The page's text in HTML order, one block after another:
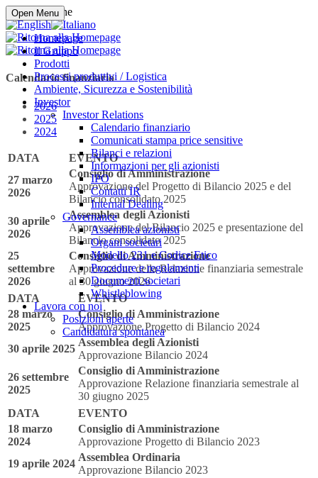
Open Menu
Homepage
Il Gruppo
Prodotti
Processi produttivi / Logistica
Ambiente, Sicurezza e Sostenibilità
Investor
Investor Relations
Calendario finanziario
Comunicati stampa price sensitive
Bilanci e relazioni
Informazioni per gli azionisti
IPO
Contatti IR
Internal Dealing
Governance
Assemblea azionisti
Organi societari
Modello 231 e Codice Etico
Procedure e regolamenti
Documenti societari
Whistleblowing
Lavora con noi
Posizioni aperte
Candidatura spontanea
Compra online
Calendario finanziario
2026
2025
2024
DATA
EVENTO
27 marzo
2026
Consiglio di Amministrazione
Approvazione del Progetto di Bilancio 2025 e del
Bilancio consolidato 2025
30 aprile
2026
Assemblea degli Azionisti
Approvazione del Bilancio 2025 e presentazione del
Bilancio consolidato 2025
25
settembre
2026
Consiglio di Amministrazione
Approvazione della Relazione finanziaria semestrale
al 30 giugno 2026
DATA
EVENTO
28 marzo
2025
Consiglio di Amministrazione
Approvazione Progetto di Bilancio 2024
30 aprile 2025
Assemblea degli Azionisti
Approvazione Bilancio 2024
26 settembre
2025
Consiglio di Amministrazione
Approvazione Relazione finanziaria semestrale al
30 giugno 2025
DATA
EVENTO
18 marzo
2024
Consiglio di Amministrazione
Approvazione Progetto di Bilancio 2023
19 aprile 2024
Assemblea Ordinaria
Approvazione Bilancio 2023